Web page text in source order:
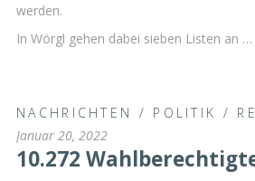
werden.
In Wörgl gehen dabei sieben Listen an …
NACHRICHTEN / POLITIK /
Januar 20, 2022
10.272